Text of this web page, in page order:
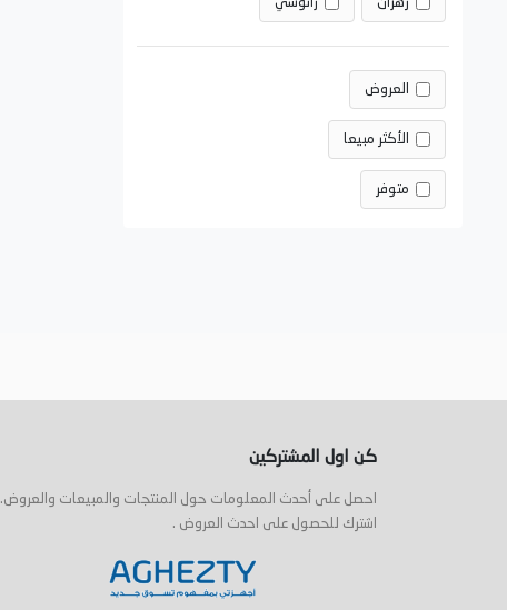
العروض
الأكثر مبيعا
متوفر
كن اول المشتركين
احصل على أحدث المعلومات حول المنتجات والمبيعات والعروض.
اشترك للحصول على احدث العروض .